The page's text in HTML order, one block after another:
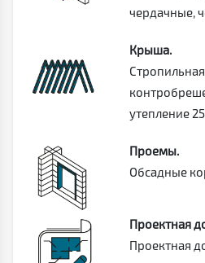
чердачные,
Крыша.
утепление
Проемы.
Обсадные
Проектная
Проектная